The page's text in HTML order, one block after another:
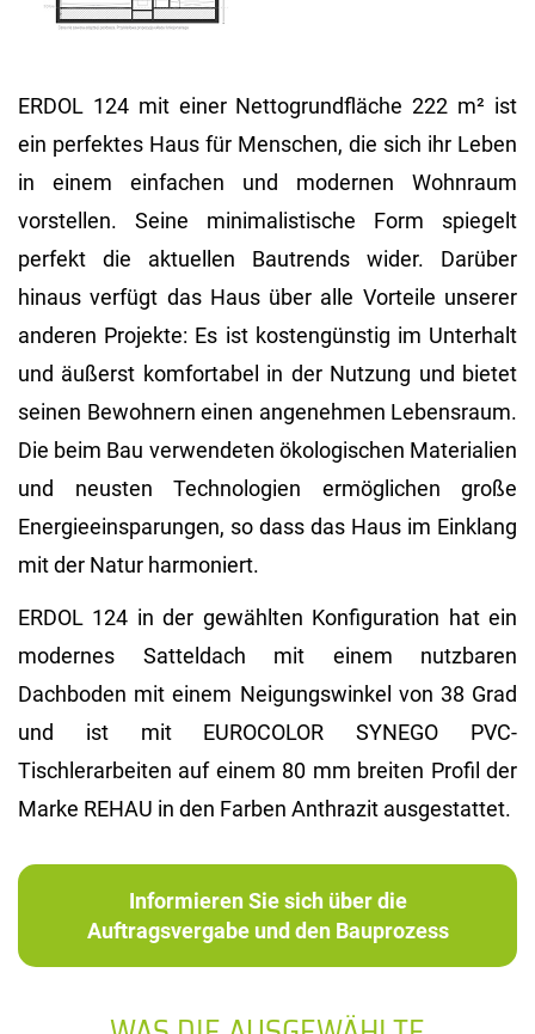
ERDOL 124 mit einer Nettogrundfläche 222 m² ist
ein perfektes Haus für Menschen, die sich ihr Leben
in einem einfachen und modernen Wohnraum
vorstellen. Seine minimalistische Form spiegelt
perfekt die aktuellen Bautrends wider. Darüber
hinaus verfügt das Haus über alle Vorteile unserer
anderen Projekte: Es ist kostengünstig im Unterhalt
und äußerst komfortabel in der Nutzung und bietet
seinen Bewohnern einen angenehmen Lebensraum.
Die beim Bau verwendeten ökologischen Materialien
und neusten Technologien ermöglichen große
Energieeinsparungen, so dass das Haus im Einklang
mit der Natur harmoniert.
ERDOL 124 in der gewählten Konfiguration hat ein
modernes Satteldach mit einem nutzbaren
Dachboden mit einem Neigungswinkel von 38 Grad
und ist mit EUROCOLOR SYNEGO PVC-
Tischlerarbeiten auf einem 80 mm breiten Profil der
Marke REHAU in den Farben Anthrazit ausgestattet.
Informieren Sie sich über die
Auftragsvergabe und den Bauprozess